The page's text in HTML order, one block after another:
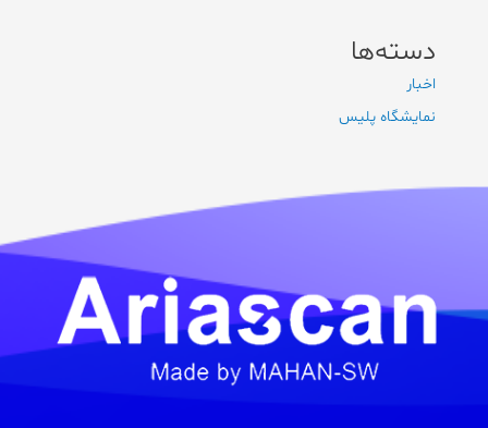
دسته‌ها
اخبار
نمایشگاه پلیس